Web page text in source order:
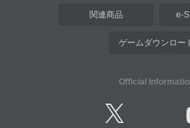
関連商品 e-
ゲームダウンロー
Official